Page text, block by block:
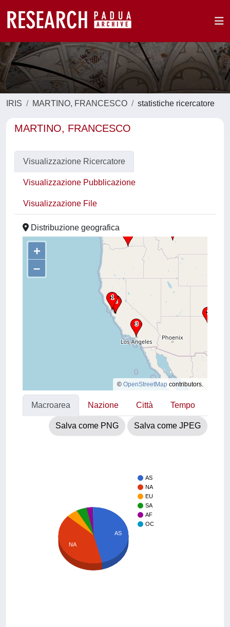
IRIS MARTINO, FRANCESCO statistiche ricercatore
MARTINO, FRANCESCO
Visualizzazione Ricercatore
Visualizzazione Pubblicazione
Visualizzazione File
Distribuzione geografica
+
–
© OpenStreetMap contributors.
Macroarea Nazione Città Tempo
Salva come PNG Salva come JPEG
AS
NA
EU
SA
AF
OC
AS
NA